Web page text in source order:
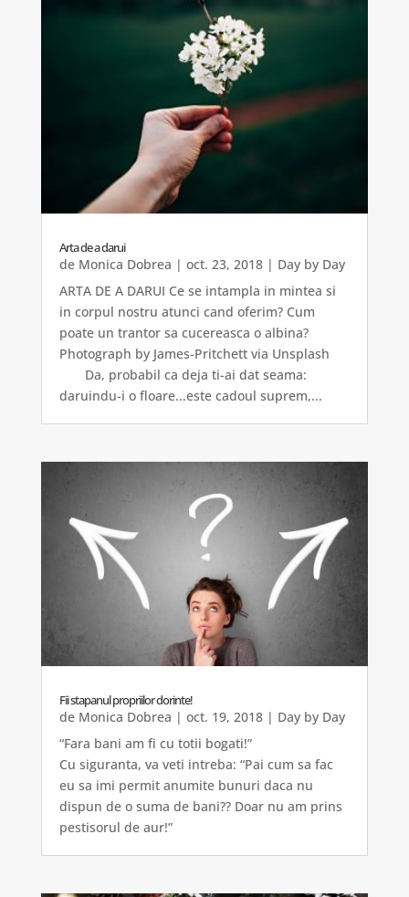
Arta de a darui
de Monica Dobrea | oct. 23, 2018| Day by Day
ARTA DE A DARUI Ce se intampla in mintea si
in corpul nostru atunci cand oferim? Cum
poate un trantor sa cucereasca o albina?
Photograph by James-Pritchett via Unsplash
Da, probabil ca deja ti-ai dat seama:
daruindu-i o floare...este cadoul suprem,...
Fii stapanul propriilor dorinte!
de Monica Dobrea | oct. 19, 2018| Day by Day
“Fara bani am fi cu totii bogati!”
Cu siguranta, va veti intreba: “Pai cum sa fac
eu sa imi permit anumite bunuri daca nu
dispun de o suma de bani?? Doar nu am prins
pestisorul de aur!”